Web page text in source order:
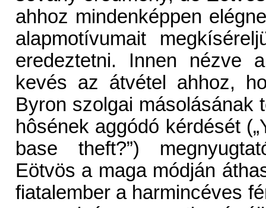
ahhoz mindenképpen
alapmotívumait
eredeztetni. Innen nézve
kevés az átvétel ahhoz,
Byron szolgai másolásának
hôsének aggódó kérdését
base theft?”)
Eötvös a maga módján
fiatalember a harmincéves